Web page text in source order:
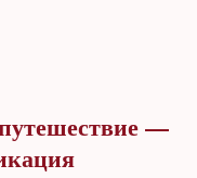
—